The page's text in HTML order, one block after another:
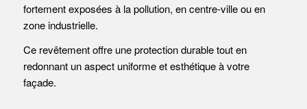
fortement exposées à la pollution, en centre-ville ou en
zone industrielle.
Ce revêtement offre une protection durable tout en
redonnant un aspect uniforme et esthétique à votre
façade.